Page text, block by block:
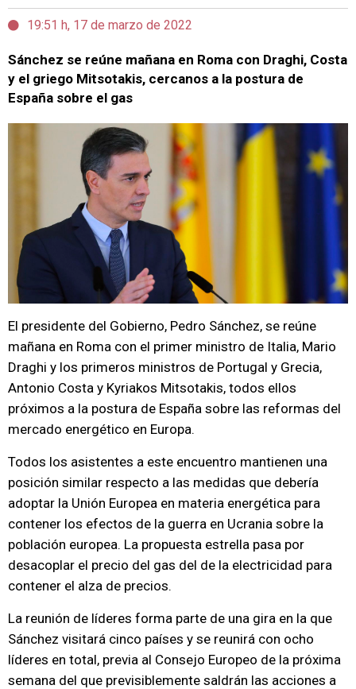
19:51 h, 17 de marzo de 2022
Sánchez se reúne mañana en Roma con Draghi, Costa
y el griego Mitsotakis, cercanos a la postura de
España sobre el gas
El presidente del Gobierno, Pedro Sánchez, se reúne
mañana en Roma con el primer ministro de Italia, Mario
Draghi y los primeros ministros de Portugal y Grecia,
Antonio Costa y Kyriakos Mitsotakis, todos ellos
próximos a la postura de España sobre las reformas del
mercado energético en Europa.
Todos los asistentes a este encuentro mantienen una
posición similar respecto a las medidas que debería
adoptar la Unión Europea en materia energética para
contener los efectos de la guerra en Ucrania sobre la
población europea. La propuesta estrella pasa por
desacoplar el precio del gas del de la electricidad para
contener el alza de precios.
La reunión de líderes forma parte de una gira en la que
Sánchez visitará cinco países y se reunirá con ocho
líderes en total, previa al Consejo Europeo de la próxima
semana del que previsiblemente saldrán las acciones a